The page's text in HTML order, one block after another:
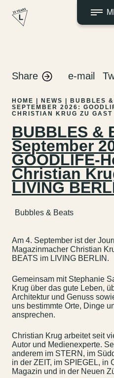
contentShare e-mail
HOME NEWS
BUBBLES
SEPTEMBER 2026:
CHRISTIAN KRUG ZU
BUBBLES &
September
GOODLIFE-
Christian
LIVING
Bubbles & Beats
Am 4. September ist der
Magazinmacher Christian
BEATS im LIVING BERLIN.
Gemeinsam mit Stephanie
Krug über das gute Leben,
Architektur und Genuss
uns bestimmte Orte, Dinge
ansprechen.
Christian Krug arbeitet seit
Autor und Medienexperte.
anderem im STERN, im
in der ZEIT, im SPIEGEL, in
Magazin und in der Neuen